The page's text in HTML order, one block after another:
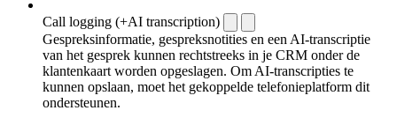
Call logging (+AI transcription)
Gespreksinformatie, gespreksnotities en een AI-transcriptie
van het gesprek kunnen rechtstreeks in je CRM onder de
klantenkaart worden opgeslagen. Om AI-transcripties te
kunnen opslaan, moet het gekoppelde telefonieplatform dit
ondersteunen.